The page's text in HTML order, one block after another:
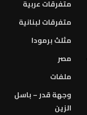
متفرقات عربية
متفرقات لبنانية
مثلث برمودا
مصر
ملفات
وجهة قدر – باسل
الزين